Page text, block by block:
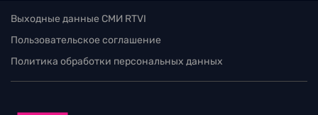
Выходные данные СМИ RTVI
Пользовательское соглашение
Политика обработки персональных данных